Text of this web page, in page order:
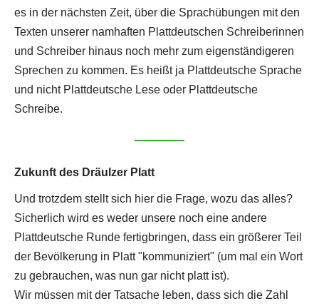
es in der nächsten Zeit, über die Sprachübungen mit den
Texten unserer namhaften Plattdeutschen Schreiberinnen
und Schreiber hinaus noch mehr zum eigenständigeren
Sprechen zu kommen. Es heißt ja Plattdeutsche Sprache
und nicht Plattdeutsche Lese oder Plattdeutsche
Schreibe.
Zukunft des Dräulzer Platt
Und trotzdem stellt sich hier die Frage, wozu das alles?
Sicherlich wird es weder unsere noch eine andere
Plattdeutsche Runde fertigbringen, dass ein größerer Teil
der Bevölkerung in Platt "kommuniziert" (um mal ein Wort
zu gebrauchen, was nun gar nicht platt ist).
Wir müssen mit der Tatsache leben, dass sich die Zahl